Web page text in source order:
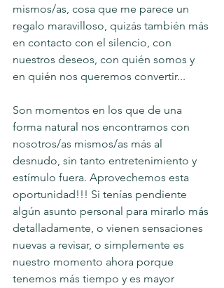
mismos/as, cosa que me parece un
regalo maravilloso, quizás también más
en contacto con el silencio, con
nuestros deseos, con quién somos y
en quién nos queremos convertir...
Son momentos en los que de una
forma natural nos encontramos con
nosotros/as mismos/as más al
desnudo, sin tanto entretenimiento y
estímulo fuera. Aprovechemos esta
oportunidad!!! Si tenías pendiente
algún asunto personal para mirarlo más
detalladamente, o vienen sensaciones
nuevas a revisar, o simplemente es
nuestro momento ahora porque
tenemos más tiempo y es mayor